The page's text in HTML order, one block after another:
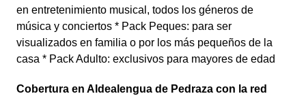
en entretenimiento musical, todos los géneros de
música y conciertos * Pack Peques: para ser
visualizados en familia o por los más pequeños de la
casa * Pack Adulto: exclusivos para mayores de edad
Cobertura en Aldealengua de Pedraza con la red